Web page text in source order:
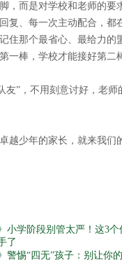
，而是对学校和老师的
复、每一次主动配合，都
住那个最省心、最给力
一棒，学校才能接好第
友”，不用刻意讨好，老
越少年的家长，就来我
小学阶段别管太严！这3
了
警惕“四无”孩子：别让你